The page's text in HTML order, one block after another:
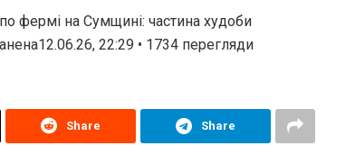
фермі на Сумщині: частина худоби
22:29 • 1734 перегляди
Share Share